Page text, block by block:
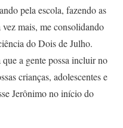
pela escola, fazendo as
vez mais, me consolidando
do Dois de Julho.
a gente possa incluir no
crianças, adolescentes e
Jerônimo no início do